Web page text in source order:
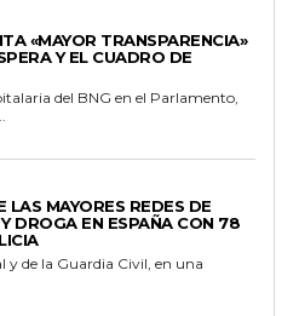
«MAYOR TRANSPARENCIA»
Y EL CUADRO DE
del BNG en el Parlamento,
MAYORES REDES DE
DROGA EN ESPAÑA CON 78
y de la Guardia Civil, en una